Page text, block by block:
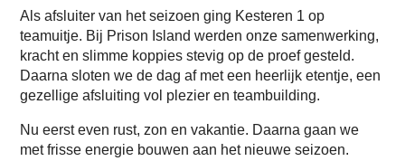
Als afsluiter van het seizoen ging Kesteren 1 op
teamuitje. Bij Prison Island werden onze samenwerking,
kracht en slimme koppies stevig op de proef gesteld.
Daarna sloten we de dag af met een heerlijk etentje, een
gezellige afsluiting vol plezier en teambuilding.
Nu eerst even rust, zon en vakantie. Daarna gaan we
met frisse energie bouwen aan het nieuwe seizoen.